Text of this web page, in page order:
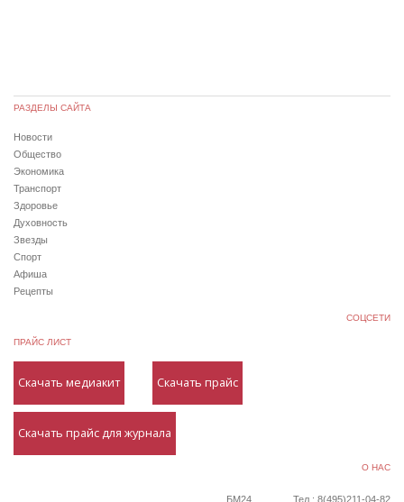
РАЗДЕЛЫ САЙТА
Новости
Общество
Экономика
Транспорт
Здоровье
Духовность
Звезды
Спорт
Афиша
Рецепты
СОЦСЕТИ
ПРАЙС ЛИСТ
Скачать медиакит Скачать прайс
Скачать прайс для журнала
О НАС
БМ24 Тел.: 8(495)211-04-82